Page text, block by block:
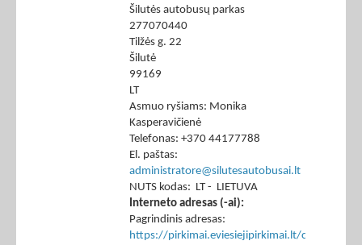
Šilutės autobusų parkas
277070440
Tilžės g. 22
Šilutė
99169
LT
Asmuo ryšiams: Monika
Kasperavičienė
Telefonas: +370 44177788
El. paštas:
administratore@silutesautobusai.lt
NUTS kodas: LT - LIETUVA
Interneto adresas (-ai):
Pagrindinis adresas:
https://pirkimai.eviesiejipirkimai.lt/ctm/